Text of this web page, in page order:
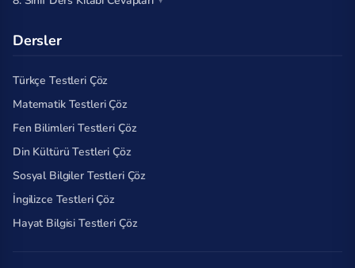
Dersler
Türkçe Testleri Çöz
Matematik Testleri Çöz
Fen Bilimleri Testleri Çöz
Din Kültürü Testleri Çöz
Sosyal Bilgiler Testleri Çöz
İngilizce Testleri Çöz
Hayat Bilgisi Testleri Çöz